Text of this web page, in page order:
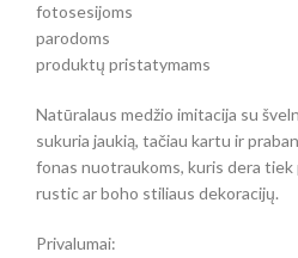
fotosesijoms
parodoms
produktų pristatymams
Natūralaus medžio imitacija su
sukuria jaukią, tačiau kartu ir
fonas nuotraukoms, kuris dera
rustic ar boho stiliaus dekoracijų.
Privalumai: